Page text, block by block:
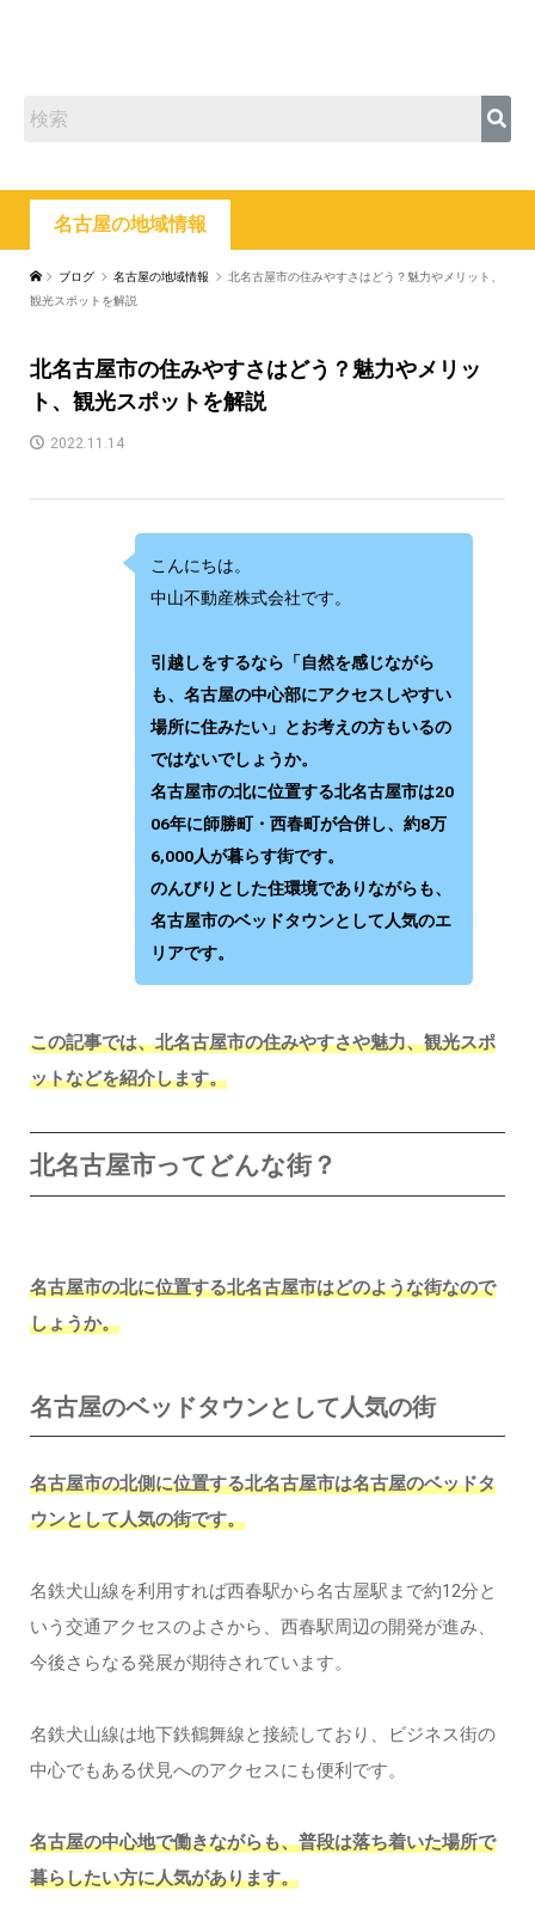
名古屋の地域情報
ブログ 名古屋の地域情報
北名古屋市の住みやすさはどう？魅力やメリット、
観光スポットを解説
北名古屋市の住みやすさはどう？魅力やメリッ
ト、観光スポットを解説
2022.11.14
こんにちは。
中山不動産株式会社です。
引越しをするなら「自然を感じながら
も、名古屋の中心部にアクセスしやすい
場所に住みたい」とお考えの方もいるの
ではないでしょうか。
名古屋市の北に位置する北名古屋市は20
06年に師勝町・西春町が合併し、約8万
6,000人が暮らす街です。
のんびりとした住環境でありながらも、
名古屋市のベッドタウンとして人気のエ
リアです。
この記事では、北名古屋市の住みやすさや魅力、観光スポ
ットなどを紹介します。
北名古屋市ってどんな街？
名古屋市の北に位置する北名古屋市はどのような街なので
しょうか。
名古屋のベッドタウンとして人気の街
名古屋市の北側に位置する北名古屋市は名古屋のベッドタ
ウンとして人気の街です。
名鉄犬山線を利用すれば西春駅から名古屋駅まで約12分と
いう交通アクセスのよさから、西春駅周辺の開発が進み、
今後さらなる発展が期待されています。
名鉄犬山線は地下鉄鶴舞線と接続しており、ビジネス街の
中心でもある伏見へのアクセスにも便利です。
名古屋の中心地で働きながらも、普段は落ち着いた場所で
暮らしたい方に人気があります。